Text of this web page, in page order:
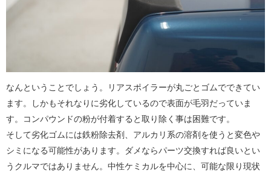
なんということでしょう。リアスポイラーが丸ごとゴムでできてい
ます。しかもそれなりに劣化しているので表面が毛羽だっていま
す。コンパウンドの粉が付着すると取り除く事は困難です。
そして劣化ゴムには鉄粉除去剤、アルカリ系の溶剤を使うと変色や
シミになる可能性があります。ダメならパーツ交換すれば良いとい
うクルマではありません。中性ケミカルを中心に、可能な限り現状